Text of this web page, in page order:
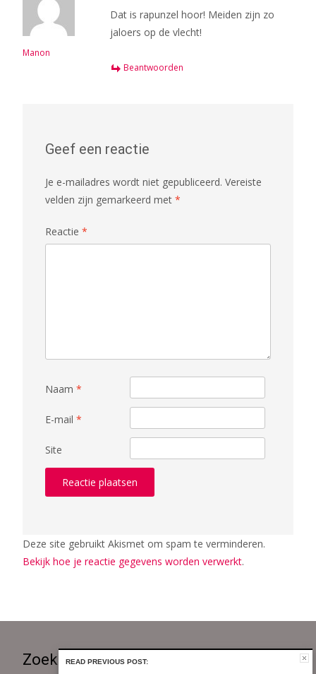
Manon
Dat is rapunzel hoor! Meiden zijn zo
jaloers op de vlecht!
Beantwoorden
Geef een reactie
Je e-mailadres wordt niet gepubliceerd. Vereiste
velden zijn gemarkeerd met *
Reactie *
Naam *
E-mail *
Site
Deze site gebruikt Akismet om spam te verminderen.
Bekijk hoe je reactie gegevens worden verwerkt.
Zoeken op KIDDoWz..
READ PREVIOUS POST: